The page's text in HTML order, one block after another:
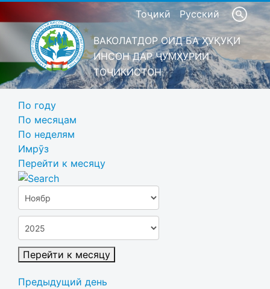
Тоҷикӣ Русский
ВАКОЛАТДОР ОИД БА ҲУҚУҚИ
ИНСОН ДАР ҶУМҲУРИИ
ТОҶИКИСТОН
По году
По месяцам
По неделям
Имрӯз
Перейти к месяцу
Перейти к месяцу
Предыдущий день